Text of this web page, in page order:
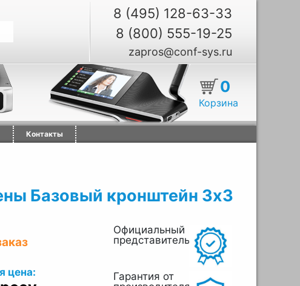
8 (495) 128-63-33
8 (800) 555-19-25
zapros@conf-sys.ru
0
Корзина
Контакты
Базовый кронштейн 3х3
цена:
Официальный
представитель
Гарантия от